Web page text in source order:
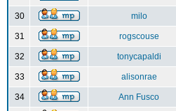
30 milo
31 rogscouse
32 tonycapaldi
33 alisonrae
34 Ann Fusco